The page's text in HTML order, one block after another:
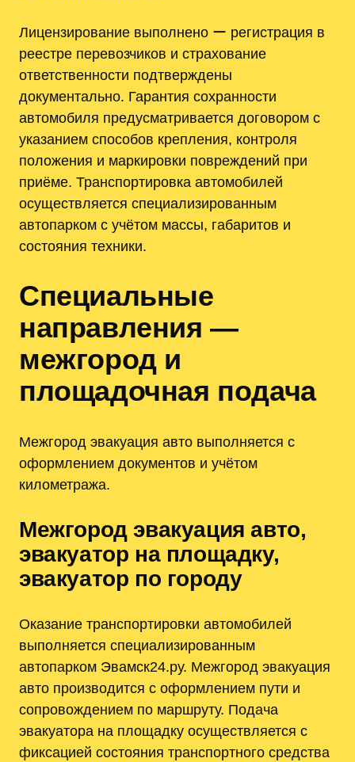
Лицензирование выполнено ー регистрация в
реестре перевозчиков и страхование
ответственности подтверждены
документально. Гарантия сохранности
автомобиля предусматривается договором с
указанием способов крепления, контроля
положения и маркировки повреждений при
приёме. Транспортировка автомобилей
осуществляется специализированным
автопарком с учётом массы, габаритов и
состояния техники.
Специальные
направления —
межгород и
площадочная подача
Межгород эвакуация авто выполняется с
оформлением документов и учётом
километрaжа.
Межгород эвакуация авто,
эвакуатор на площадку,
эвакуатор по городу
Оказание транспортировки автомобилей
выполняется специализированным
автопарком Эвамск24.ру. Межгород эвакуация
авто производится с оформлением пути и
сопровождением по маршруту. Подача
эвакуатора на площадку осуществляется с
фиксацией состояния транспортного средства